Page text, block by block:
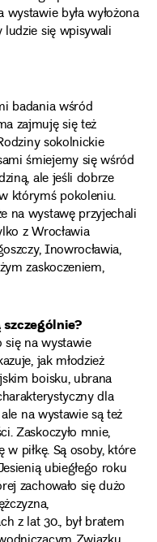
była wyłożona
ludzie się wpisywali
badania wśród
zajmuję się też
sokolnickie
śmiejemy się wśród
ale jeśli dobrze
którymś pokoleniu.
na wystawę przyjechali
z Wrocławia
Inowrocławia,
zaskoczeniem,
szczególnie?
się na wystawie
jak młodzież
boisku, ubrana
dla
na wystawie są też
Zaskoczyło mnie,
piłkę. Są osoby, które
ubiegłego roku
zachowało się dużo
z lat 30., był bratem